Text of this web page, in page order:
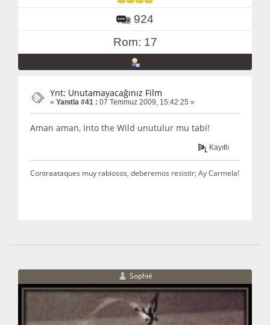
924
Rom: 17
Ynt: Unutamayacağınız Film
« Yanıtla #41 : 07 Temmuz 2009, 15:42:25 »
Aman aman, Into the Wild unutulur mu tabi!
Kayıtlı
Contraataques muy rabiosos, deberemos resistir; Ay Carmela!
Sophié